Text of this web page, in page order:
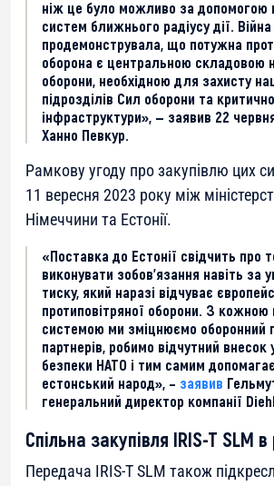
ніж це було можливо за допомогою
систем ближнього радіусу дії. Війна
продемонструвала, що потужна
оборона є центральною складовою
оборони, необхідною для захисту
підрозділів Сил оборони та
інфраструктури», — заявив 22
Ханно Певкур.
Рамкову угоду про закупівлю цих
11 вересня 2023 року між
Німеччини та Естонії.
«Поставка до Естонії свідчить про
виконувати зобов’язання навіть за
тиску, який наразі відчуває
протиповітряної оборони. З
системою ми зміцнюємо оборонний
партнерів, робимо відчутний внесок
безпеки НАТО і тим самим
естонський народ», – заявив
генеральний директор компанії
Спільна закупівля IRIS-T SLM
Передача IRIS-T SLM також